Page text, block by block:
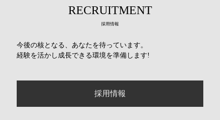
RECRUITMENT
採用情報
今後の核となる、あなたを待っています。
経験を活かし成長できる環境を準備します!
採用情報